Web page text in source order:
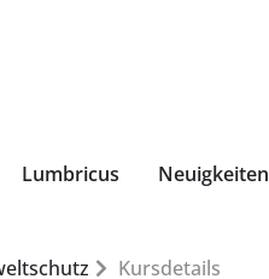
Lumbricus Neuigkeiten
Kursdetails